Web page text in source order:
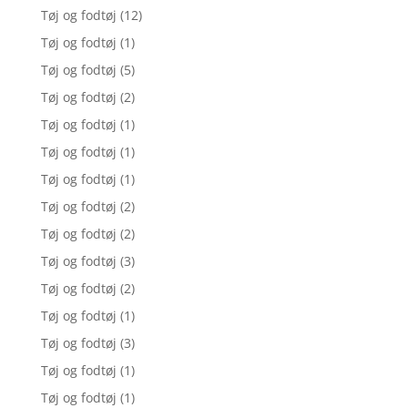
Tøj og fodtøj (12)
Tøj og fodtøj (1)
Tøj og fodtøj (5)
Tøj og fodtøj (2)
Tøj og fodtøj (1)
Tøj og fodtøj (1)
Tøj og fodtøj (1)
Tøj og fodtøj (2)
Tøj og fodtøj (2)
Tøj og fodtøj (3)
Tøj og fodtøj (2)
Tøj og fodtøj (1)
Tøj og fodtøj (3)
Tøj og fodtøj (1)
Tøj og fodtøj (1)